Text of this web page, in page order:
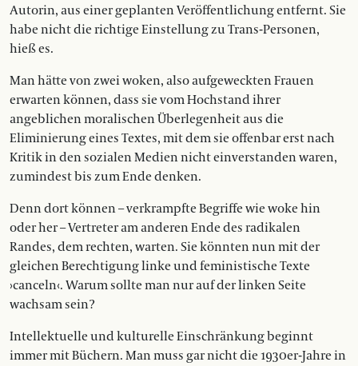
Autorin, aus einer geplanten Veröffentlichung entfernt. Sie
habe nicht die richtige Einstellung zu Trans-Personen,
hieß es.
Man hätte von zwei woken, also aufgeweckten Frauen
erwarten können, dass sie vom Hochstand ihrer
angeblichen moralischen Überlegenheit aus die
Eliminierung eines Textes, mit dem sie offenbar erst nach
Kritik in den sozialen Medien nicht einverstanden waren,
zumindest bis zum Ende denken.
Denn dort können – verkrampfte Begriffe wie woke hin
oder her – Vertreter am anderen Ende des radikalen
Randes, dem rechten, warten. Sie könnten nun mit der
gleichen Berechtigung linke und feministische Texte
›canceln‹. Warum sollte man nur auf der linken Seite
wachsam sein?
Intellektuelle und kulturelle Einschränkung beginnt
immer mit Büchern. Man muss gar nicht die 1930er-Jahre in